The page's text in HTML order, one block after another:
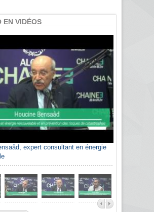
EN VIDÉOS
expert consultant en énergie